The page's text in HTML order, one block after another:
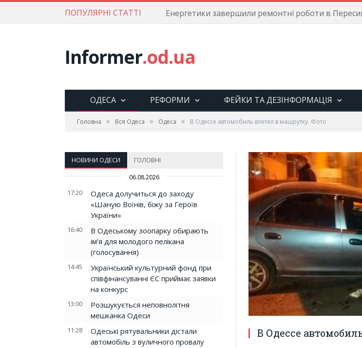
ПОПУЛЯРНІ СТАТТІ
Informer.od.ua
ОДЕСА РЕФОРМИ ФЕЙКИ ТА ДЕЗІНФОРМАЦІЯ
Головна » Вся Одеса » Одеса » В Одессе автомобиль влетел в машрутку. Фото
НОВИНИ ОДЕСИ ГОЛОВНІ
06.08.2026
17:20
Одеса долучиться до заходу
«Шаную Воїнів, біжу за Героїв
України»
16:40
В Одеському зоопарку обирають
ім’я для молодого пелікана
(голосування)
14:45
Український культурний фонд при
співфінансуванні ЄС приймає заявки
на конкурс
13:00
Розшукується неповнолітня
мешканка Одеси
11:28
Одеські рятувальники дістали
автомобіль з вуличного провалу
В Одессе